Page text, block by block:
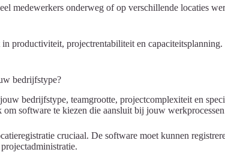
medewerkers onderweg of op verschillende locaties
productiviteit, projectrentabiliteit en
bedrijfstype?
bedrijfstype, teamgrootte, projectcomplexiteit en
software te kiezen die aansluit bij jouw
cruciaal. De software moet kunnen